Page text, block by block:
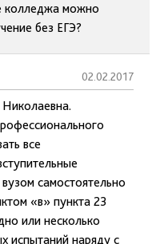
колледжа можно
без ЕГЭ?
02.02.2017
все
самостоятельно
«в» пункта 23
или несколько
испытаний наряду с